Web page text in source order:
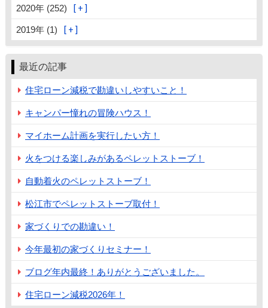
2020年 (252)
2019年 (1)
最近の記事
住宅ローン減税で勘違いしやすいこと！
キャンパー憧れの冒険ハウス！
マイホーム計画を実行したい方！
火をつける楽しみがあるペレットストーブ！
自動着火のペレットストーブ！
松江市でペレットストーブ取付！
家づくりでの勘違い！
今年最初の家づくりセミナー！
ブログ年内最終！ありがとうございました。
住宅ローン減税2026年！